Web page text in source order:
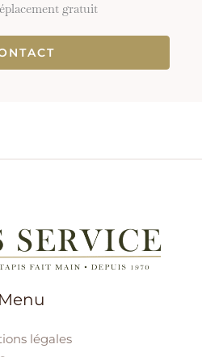
gratuit
Menu
légales